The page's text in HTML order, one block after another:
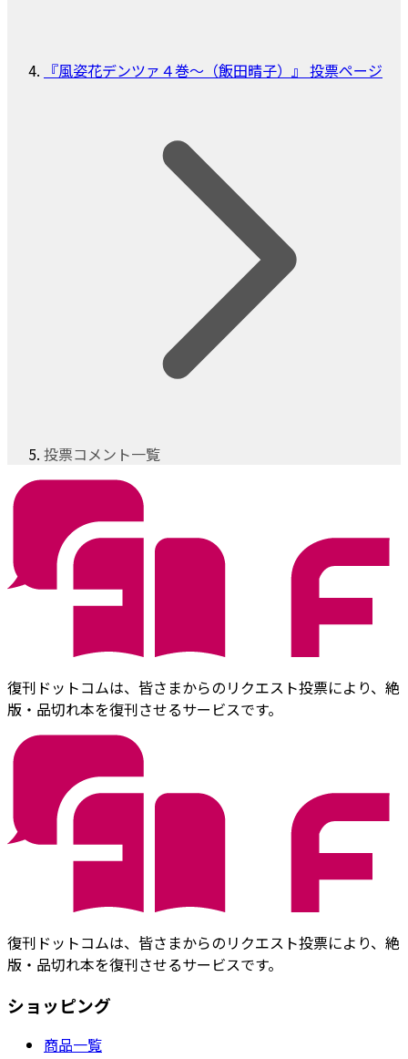
『風姿花デンツァ４巻～（飯田晴子）』 投票ページ
投票コメント一覧
復刊ドットコムは、皆さまからのリクエスト投票により、絶
版・品切れ本を復刊させるサービスです。
復刊ドットコムは、皆さまからのリクエスト投票により、絶
版・品切れ本を復刊させるサービスです。
ショッピング
商品一覧